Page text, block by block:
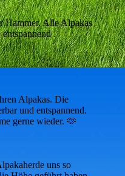
Hammer. Alle Alpakas
.
Alpakas. Die
und entspannend.
gerne wieder. 🫶
uns so